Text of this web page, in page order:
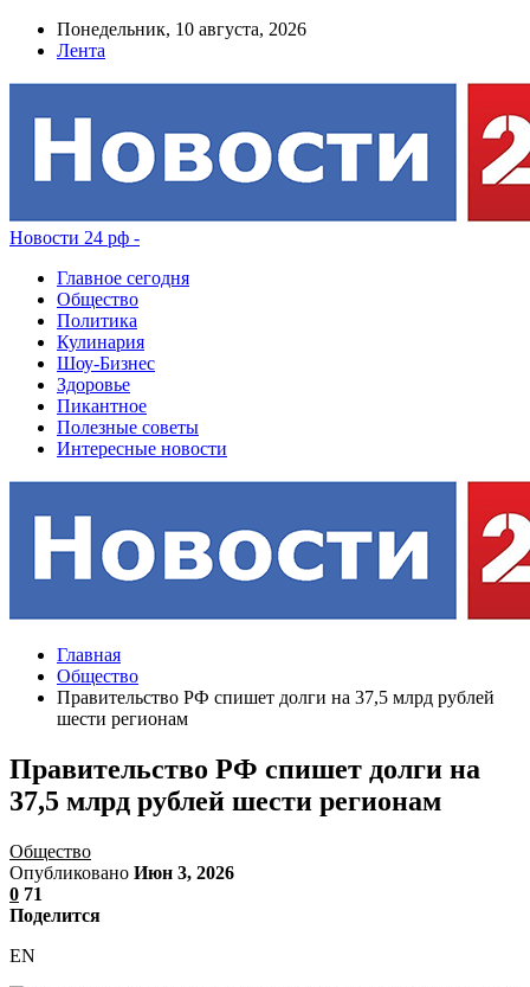
Понедельник, 10 августа, 2026
Лента
Новости 24 рф -
Главное сегодня
Общество
Политика
Кулинария
Шоу-Бизнес
Здоровье
Пикантное
Полезные советы
Интересные новости
Главная
Общество
Правительство РФ спишет долги на 37,5 млрд рублей
шести регионам
Правительство РФ спишет долги на
37,5 млрд рублей шести регионам
Общество
Опубликовано Июн 3, 2026
0 71
Поделится
EN